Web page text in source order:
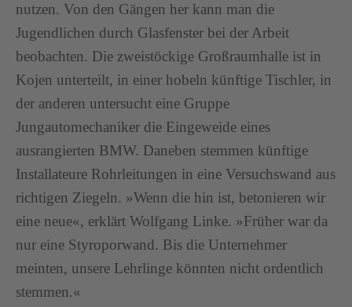
nutzen. Von den Gängen her kann man die
Jugendlichen durch Glasfenster bei der Arbeit
beobachten. Die zweistöckige Großraumhalle ist in
Kojen unterteilt, in einer hobeln künftige Tischler, in
der anderen untersucht eine Gruppe
Jungautomechaniker die Eingeweide eines
ausrangierten BMW. Daneben stemmen künftige
Installateure Rohrleitungen in eine Versuchswand aus
richtigen Ziegeln. »Wenn die hin ist, betonieren wir
eine neue«, erklärt Wolfgang Linke. »Früher war da
nur eine Styroporwand. Bis die Unternehmer
meinten, unsere Lehrlinge könnten nicht ordentlich
stemmen.«